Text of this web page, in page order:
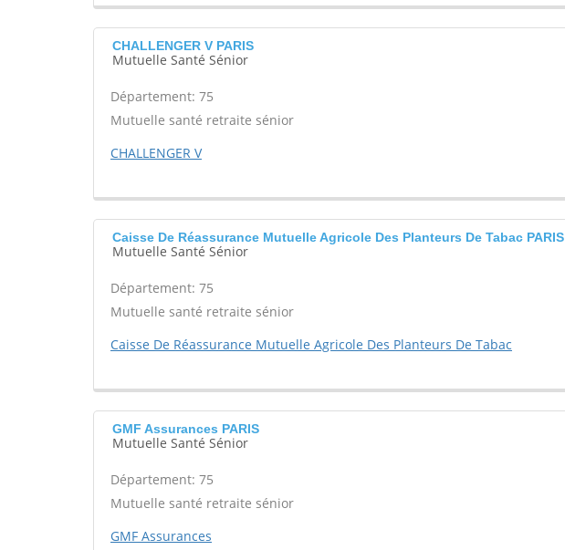
CHALLENGER V PARIS
Mutuelle Santé Sénior
Département: 75
Mutuelle santé retraite sénior
CHALLENGER V
Caisse De Réassurance Mutuelle Agricole Des Planteurs De Tabac PARIS
Mutuelle Santé Sénior
Département: 75
Mutuelle santé retraite sénior
Caisse De Réassurance Mutuelle Agricole Des Planteurs De Tabac
GMF Assurances PARIS
Mutuelle Santé Sénior
Département: 75
Mutuelle santé retraite sénior
GMF Assurances